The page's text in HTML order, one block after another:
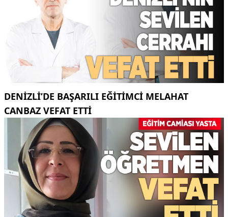
DENIZLI’DE BAŞARILI EĞITIMCI MELAHAT
CANBAZ VEFAT ETTI